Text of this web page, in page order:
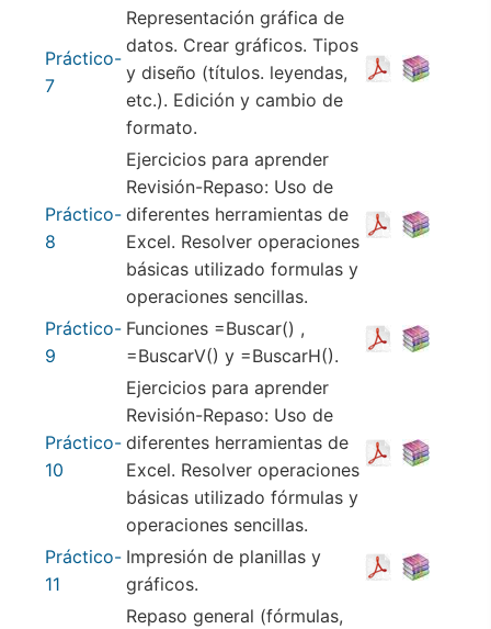
Práctico-
7
Representación gráfica de
datos. Crear gráficos. Tipos
y diseño (títulos. leyendas,
etc.). Edición y cambio de
formato.
Práctico-
8
Ejercicios para aprender
Revisión-Repaso: Uso de
diferentes herramientas de
Excel. Resolver operaciones
básicas utilizado formulas y
operaciones sencillas.
Práctico-
9
Funciones =Buscar() ,
=BuscarV() y =BuscarH().
Práctico-
10
Ejercicios para aprender
Revisión-Repaso: Uso de
diferentes herramientas de
Excel. Resolver operaciones
básicas utilizado fórmulas y
operaciones sencillas.
Práctico-
11
Impresión de planillas y
gráficos.
Repaso general (fórmulas,